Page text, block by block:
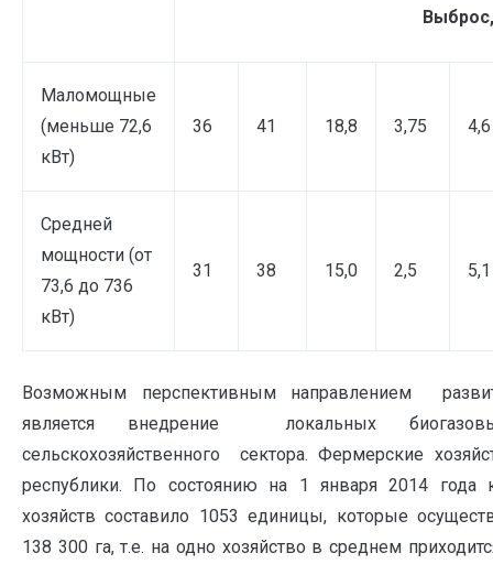
Маломощные
(меньше 72,6
кВт)
36 41 18,8 3,75 4,6
Средней
мощности (от
73,6 до 736
кВт)
31 38 15,0 2,5 5,1
Возможным перспективным направлением
является внедрение локальных
сельскохозяйственного сектора. Фермерские
республики. По состоянию на 1 января 2014 года
хозяйств составило 1053 единицы, которые
138 300 га, т.е. на одно хозяйство в среднем